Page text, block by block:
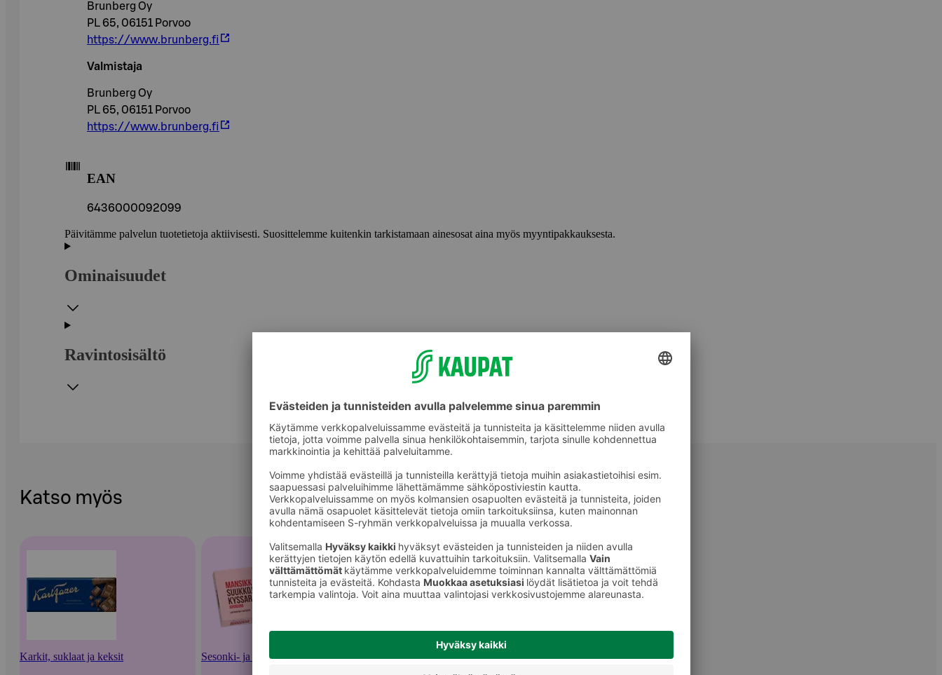
Brunberg Oy
PL 65, 06151 Porvoo
https://www.brunberg.fi
Valmistaja
Brunberg Oy
PL 65, 06151 Porvoo
https://www.brunberg.fi
EAN
6436000092099
Päivitämme palvelun tuotetietoja aktiivisesti. Suosittelemme kuitenkin tarkistamaan ainesosat aina myös myyntipakkauksesta.
Ominaisuudet
Ravintosisältö
Katso myös
Karkit, suklaat ja keksit Sesonki- ja lahjamakeiset Suklaakonvehdit